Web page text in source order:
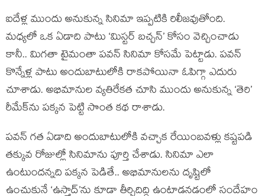
ఐదేళ్ల ముందు అనుకున్న సినిమా ఇప్పటికి రిలీజవుతోంది.
మధ్యలో ఒక ఏడాది పాటు ‘మిస్టర్ బచ్చన్’ కోసం వెచ్చించాడు
కానీ.. మిగతా టైమంతా పవన్ సినిమా కోసమే పెట్టాడు. పవన్
కొన్నేళ్ల పాటు అందుబాటులోకి రాకపోయినా ఓపిగ్గా ఎదురు
చూశాడు. అభిమానుల వ్యతిరేకత చూసి ముందు అనుకున్న ‘తెరి’
రీమేక్‌ను పక్కన పెట్టి సొంత కథ రాశాడు.
పవన్ గత ఏడాది అందుబాటులోకి వచ్చాక రేయింబవళ్లు కష్టపడి
తక్కువ రోజుల్లో సినిమాను పూర్తి చేశాడు. సినిమా ఎలా
ఉంటుందన్నది పక్కన పెడితే.. అభిమానులను దృష్టిలో
ఉంచుకునే ‘ఉస్తాద్’ను కూడా తీర్చిదిద్ది ఉంటాడనడంలో సందేహం